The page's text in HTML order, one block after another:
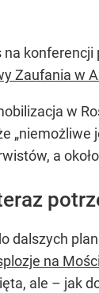
na
Zaufania w
w
a
dalszych
na
ale – jak